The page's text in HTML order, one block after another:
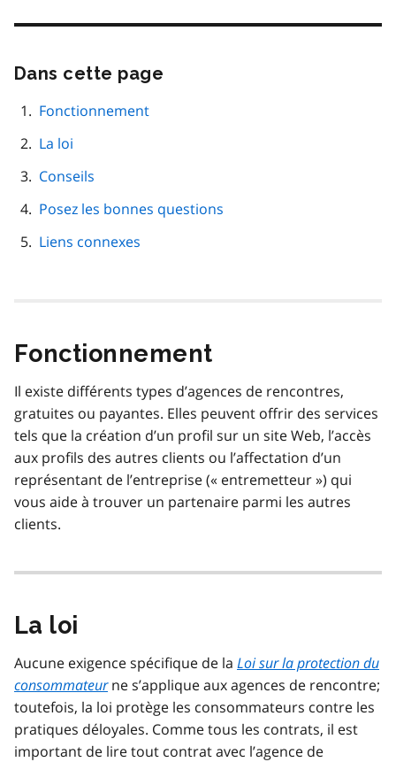
Dans cette page
Fonctionnement
La loi
Conseils
Posez les bonnes questions
Liens connexes
Fonctionnement
Il existe différents types d’agences de rencontres,
gratuites ou payantes. Elles peuvent offrir des services
tels que la création d’un profil sur un site Web, l’accès
aux profils des autres clients ou l’affectation d’un
représentant de l’entreprise (« entremetteur ») qui
vous aide à trouver un partenaire parmi les autres
clients.
La loi
Aucune exigence spécifique de la Loi sur la protection du
consommateurne s’applique aux agences de rencontre;
toutefois, la loi protège les consommateurs contre les
pratiques déloyales. Comme tous les contrats, il est
important de lire tout contrat avec l’agence de